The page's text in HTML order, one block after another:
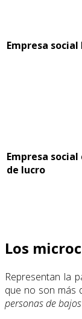
Empresa
Empresa
de lucro
Los
Representan la
que no son más
personas de